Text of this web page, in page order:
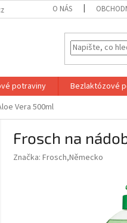
O NÁS
potraviny Bezlaktózové
Vera 500ml
Frosch na
Značka: Frosch,Německo